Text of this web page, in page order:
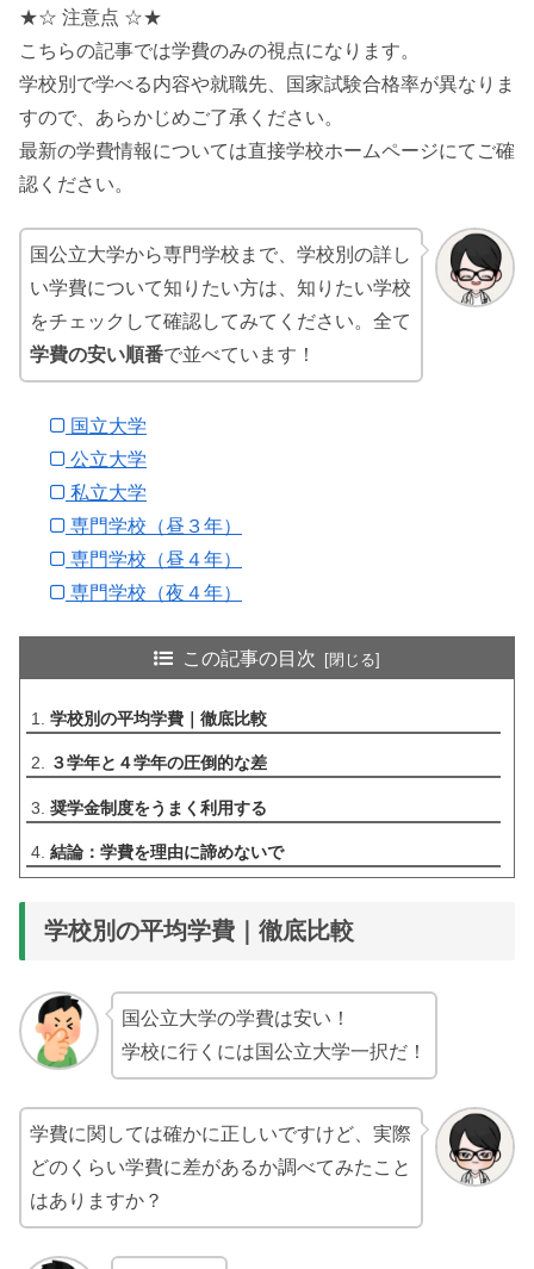
★☆ 注意点 ☆★
こちらの記事では学費のみの視点になります。
学校別で学べる内容や就職先、国家試験合格率が異なりま
すので、あらかじめご了承ください。
最新の学費情報については直接学校ホームページにてご確
認ください。
国公立大学から専門学校まで、学校別の詳し
い学費について知りたい方は、知りたい学校
をチェックして確認してみてください。全て
学費の安い順番で並べています！
国立大学
公立大学
私立大学
専門学校（昼３年）
専門学校（昼４年）
専門学校（夜４年）
この記事の目次
学校別の平均学費｜徹底比較
３学年と４学年の圧倒的な差
奨学金制度をうまく利用する
結論：学費を理由に諦めないで
学校別の平均学費｜徹底比較
国公立大学の学費は安い！
学校に行くには国公立大学一択だ！
学費に関しては確かに正しいですけど、実際
どのくらい学費に差があるか調べてみたこと
はありますか？